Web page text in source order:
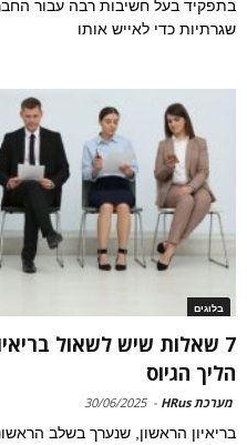
בתפקיד בעל חשיבות רבה עבור
שגרתיות כדי לאייש אותו
בלוגים
7 שאלות שיש לשאול
הליך הגיוס
מערכת HRus -
30/06/2025
בריאיון הראשון, שנערך בשלב